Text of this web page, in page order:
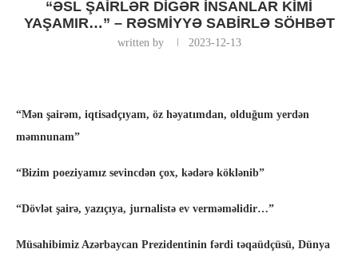
“ƏSL ŞAIRLƏR DIGƏR INSANLAR KIMI
YAŞAMIR…” – RƏSMİYYƏ SABİRLƏ SÖHBƏT
written by 2023-12-13
“Mən şairəm, iqtisadçıyam, öz həyatımdan, olduğum yerdən
məmnunam”
“Bizim poeziyamız sevincdən çox, kədərə köklənib”
“Dövlət şairə, yazıçıya, jurnalistə ev verməməlidir…”
Müsahibimiz Azərbaycan Prezidentinin fərdi təqaüdçüsü, Dünya